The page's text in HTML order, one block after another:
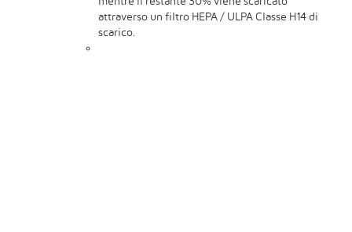
attraverso un filtro HEPA / ULPA Classe H14 di
scarico.